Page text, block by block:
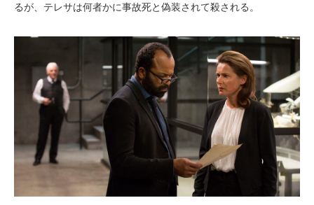
るが、テレサは何者かに事故死と偽装されて殺される。